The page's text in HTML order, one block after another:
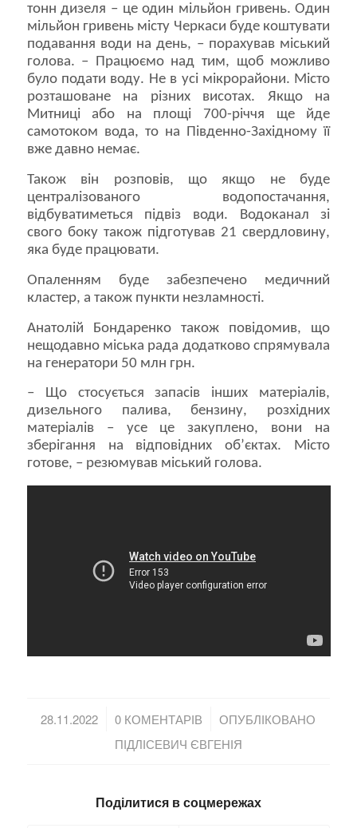
тонн дизеля – це один мільйон гривень. Один
мільйон гривень місту Черкаси буде коштувати
подавання води на день, – порахував міський
голова. – Працюємо над тим, щоб можливо
було подати воду. Не в усі мікрорайони. Місто
розташоване на різних висотах. Якщо на
Митниці або на площі 700-річчя ще йде
самотоком вода, то на Південно-Західному її
вже давно немає.
Також він розповів, що якщо не буде
централізованого водопостачання,
відбуватиметься підвіз води. Водоканал зі
свого боку також підготував 21 свердловину,
яка буде працювати.
Опаленням буде забезпечено медичний
кластер, а також пункти незламності.
Анатолій Бондаренко також повідомив, що
нещодавно міська рада додатково спрямувала
на генератори 50 млн грн.
– Що стосується запасів інших матеріалів,
дизельного палива, бензину, розхідних
матеріалів – усе це закуплено, вони на
зберігання на відповідних об’єктах. Місто
готове, – резюмував міський голова.
28.11.2022
/ 0 КОМЕНТАРІВ
/
ОПУБЛІКОВАНО
ПІДЛІСЕВИЧ ЄВГЕНІЯ
Поділитися в соцмережах